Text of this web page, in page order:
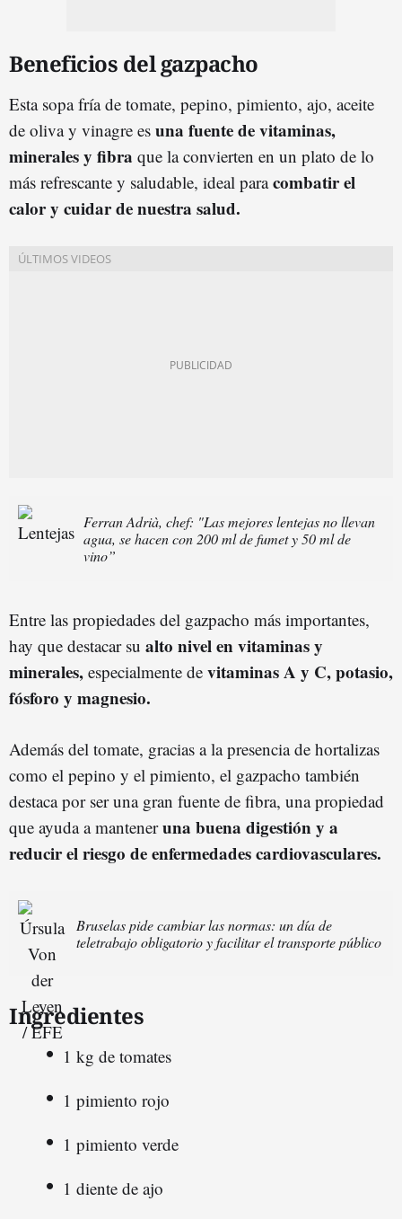
Beneficios del gazpacho
Esta sopa fría de tomate, pepino, pimiento, ajo, aceite
de oliva y vinagre es una fuente de vitaminas,
minerales y fibra que la convierten en un plato de lo
más refrescante y saludable, ideal paracombatir el
calor y cuidar de nuestra salud.
Ferran Adrià, chef: "Las mejores lentejas no llevan
agua, se hacen con 200 ml de fumet y 50 ml de
vino”
Entre las propiedades del gazpacho más importantes,
hay que destacar su alto nivel en vitaminas y
minerales, especialmente de vitaminas A y C, potasio,
fósforo y magnesio.
Además del tomate, gracias a la presencia de hortalizas
como el pepino y el pimiento, el gazpacho también
destaca por ser una gran fuente de fibra, una propiedad
que ayuda a manteneruna buena digestión y a
reducir el riesgo de enfermedades cardiovasculares.
Bruselas pide cambiar las normas: un día de
teletrabajo obligatorio y facilitar el transporte público
Ingredientes
1 kg de tomates
1 pimiento rojo
1 pimiento verde
1 diente de ajo